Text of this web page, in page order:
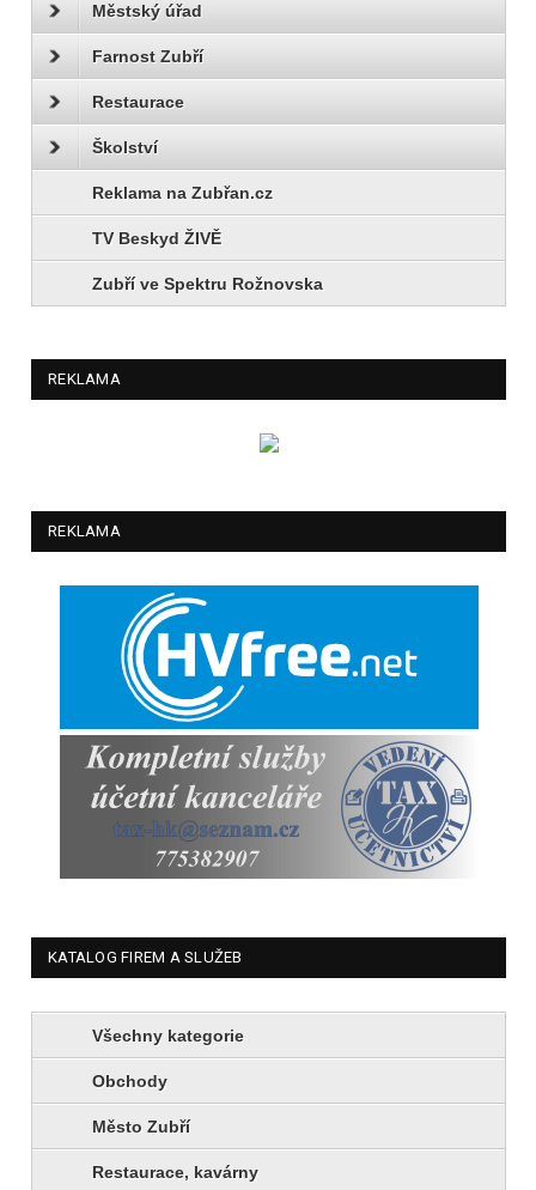
Městský úřad
Farnost Zubří
Restaurace
Školství
Reklama na Zubřan.cz
TV Beskyd ŽIVĚ
Zubří ve Spektru Rožnovska
REKLAMA
REKLAMA
KATALOG FIREM A SLUŽEB
Všechny kategorie
Obchody
Město Zubří
Restaurace, kavárny